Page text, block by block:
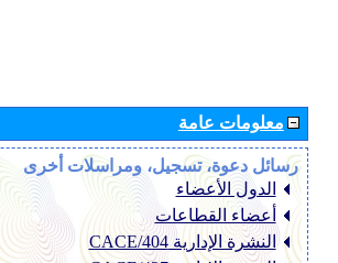
معلومات عامة
رسائل دعوة، تسجيل، ومراسلات أخرى
الدول الأعضاء
أعضاء القطاعات
النشرة الإدارية CACE/404